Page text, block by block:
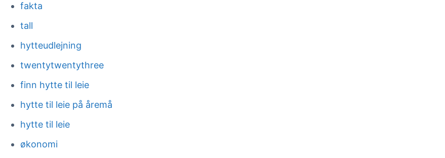
fakta
tall
hytteudlejning
twentytwentythree
finn hytte til leie
hytte til leie på åremå
hytte til leie
økonomi